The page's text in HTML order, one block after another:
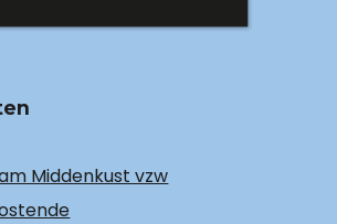
Middenkust vzw